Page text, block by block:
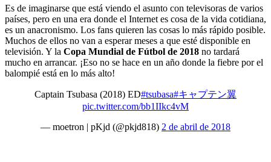
Es de imaginarse que está viendo el asunto con televisoras de varios
países, pero en una era donde el Internet es cosa de la vida cotidiana,
es un anacronismo. Los fans quieren las cosas lo más rápido posible.
Muchos de ellos no van a esperar meses a que esté disponible en
televisión. Y la Copa Mundial de Fútbol de 2018 no tardará
mucho en arrancar. ¡Eso no se hace en un año donde la fiebre por el
balompié está en lo más alto!
Captain Tsubasa (2018) ED#tsubasa#キャプテン翼
pic.twitter.com/bb1IIkc4vM
— moetron | pKjd (@pkjd818) 2 de abril de 2018